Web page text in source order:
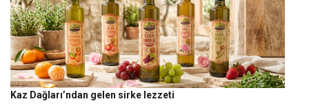
Kaz Dağları’ndan gelen sirke lezzeti